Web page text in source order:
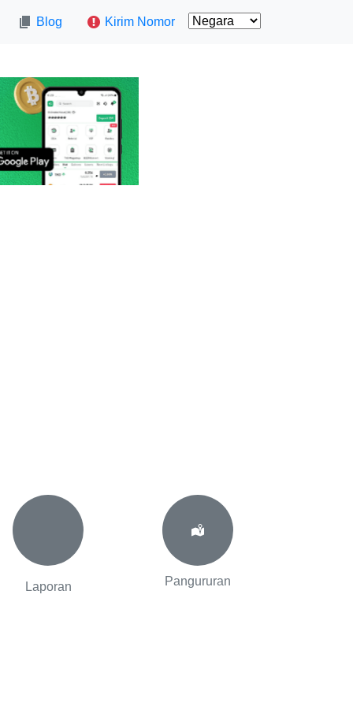
Blog Kirim Nomor
Laporan Pangururan